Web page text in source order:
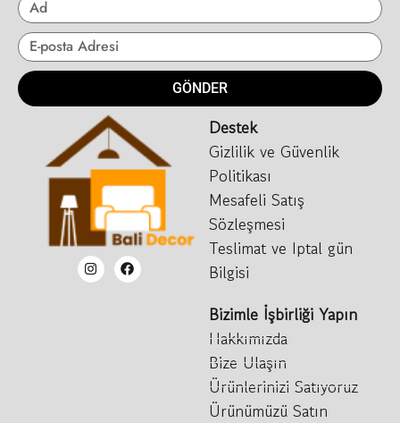
GÖNDER
Destek
Gizlilik ve Güvenlik
Politikası
Mesafeli Satış
Sözleşmesi
Teslimat ve Iptal gün
Bilgisi
Bizimle İşbirliği Yapın
Hakkımızda
Bize Ulaşın
Ürünlerinizi Satıyoruz
Ürünümüzü Satın